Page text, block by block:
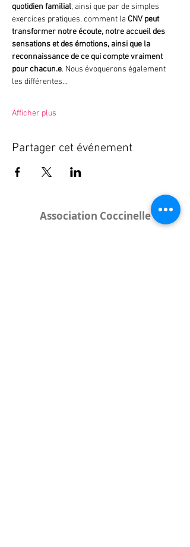
quotidien familial, ainsi que par de simples
exercices pratiques, comment la CNV peut
transformer notre écoute, notre accueil des
sensations et des émotions, ainsi que la
reconnaissance de ce qui compte vraiment
pour chacun.e. Nous évoquerons également
les différentes…
Afficher plus
Partager cet événement
Association Coccinelle